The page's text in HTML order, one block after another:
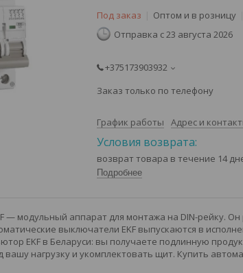
Под заказ
Оптом и в розницу
Отправка с 23 августа 2026
+375173903932
Заказ только по телефону
График работы Адрес и
возврат товара в течение 14
Подробнее
— модульный аппарат для монтажа на DIN-рейку.
выключатели EKF выпускаются в
EKF в Беларуси: вы получаете подлинную
нагрузку и укомплектовать щит. Купить